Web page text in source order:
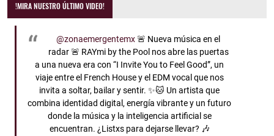
!MIRA NUESTRO ÚLTIMO VIDEO!
@zonaemergentemx🚨 Nueva música en el
radar 🚨 RAYmi by the Pool nos abre las puertas
a una nueva era con “I Invite You to Feel Good”, un
viaje entre el French House y el EDM vocal que nos
invita a soltar, bailar y sentir. ✨🐱 Un artista que
combina identidad digital, energía vibrante y un futuro
donde la música y la inteligencia artificial se
encuentran. ¿Listxs para dejarse llevar? 🎶